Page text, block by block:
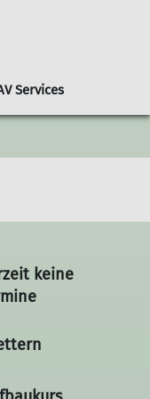
Services
keine